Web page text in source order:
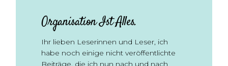
Organisation Ist Alles.
Ihr lieben Leserinnen und Leser, ich
habe noch einige nicht veröffentlichte
Beiträge, die ich nun nach und nach